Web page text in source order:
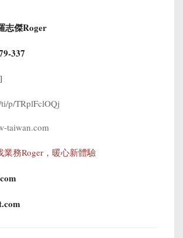
志傑Roger
337
p/TRplFclOQj
taiwan.com
業務Roger，暖心新體驗